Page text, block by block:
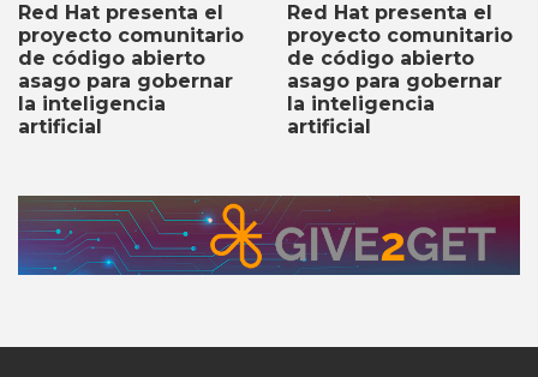
Red Hat presenta el
proyecto comunitario
de código abierto
asago para gobernar
la inteligencia
artificial
Red Hat presenta el
proyecto comunitario
de código abierto
asago para gobernar
la inteligencia
artificial